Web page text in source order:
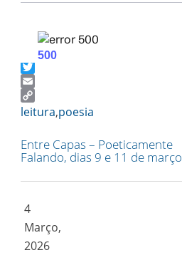
Facebook
Twitter
Email
Copy
leitura,poesia
Entre Capas – Poeticamente
Falando, dias 9 e 11 de março
4
Março,
2026